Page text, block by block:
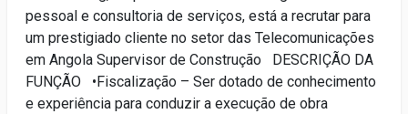
pessoal e consultoria de serviços, está a recrutar para
um prestigiado cliente no setor das Telecomunicações
em Angola Supervisor de Construção DESCRIÇÃO DA
FUNÇÃO •Fiscalização – Ser dotado de conhecimento
e experiência para conduzir a execução de obra